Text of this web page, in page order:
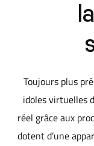
Toujours plus
idoles virtuelles
réel grâce aux
dotent d’une